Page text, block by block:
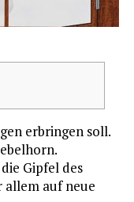
erbringen soll.
Gipfel des
allem auf neue